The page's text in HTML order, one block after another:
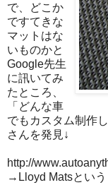
で、どこか
ですてきな
マットはな
いものかと
Google先生
に訊いてみ
たところ、
「どんな車
でもカスタム制作
さんを発見↓
http://
→Lloyd Matsという